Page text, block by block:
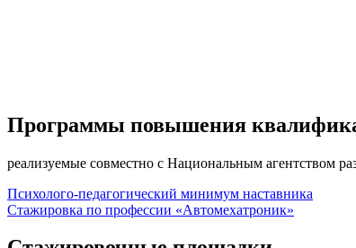
Программы повышения
реализуемые совместно с Национальным агентством
Психолого-педагогический минимум наставника
Стажировка по профессии «Автомехатроник»